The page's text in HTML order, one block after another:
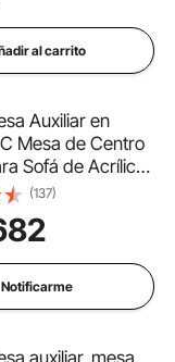
al carrito
Auxiliar en
Mesa de Centro
Sofá de Acrílico
de Noche
25 kg para
Alcance de
Dormitorio,
415x305x460
(137)
Notificarme
auxiliar, mesa